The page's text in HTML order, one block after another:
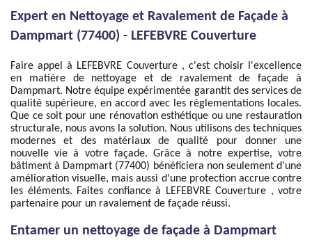
Expert en Nettoyage et Ravalement de Façade à
Dampmart (77400) - LEFEBVRE Couverture
Faire appel à LEFEBVRE Couverture , c'est choisir l'excellence
en matière de nettoyage et de ravalement de façade à
Dampmart. Notre équipe expérimentée garantit des services de
qualité supérieure, en accord avec les réglementations locales.
Que ce soit pour une rénovation esthétique ou une restauration
structurale, nous avons la solution. Nous utilisons des techniques
modernes et des matériaux de qualité pour donner une
nouvelle vie à votre façade. Grâce à notre expertise, votre
bâtiment à Dampmart (77400) bénéficiera non seulement d'une
amélioration visuelle, mais aussi d'une protection accrue contre
les éléments. Faites confiance à LEFEBVRE Couverture , votre
partenaire pour un ravalement de façade réussi.
Entamer un nettoyage de façade à Dampmart